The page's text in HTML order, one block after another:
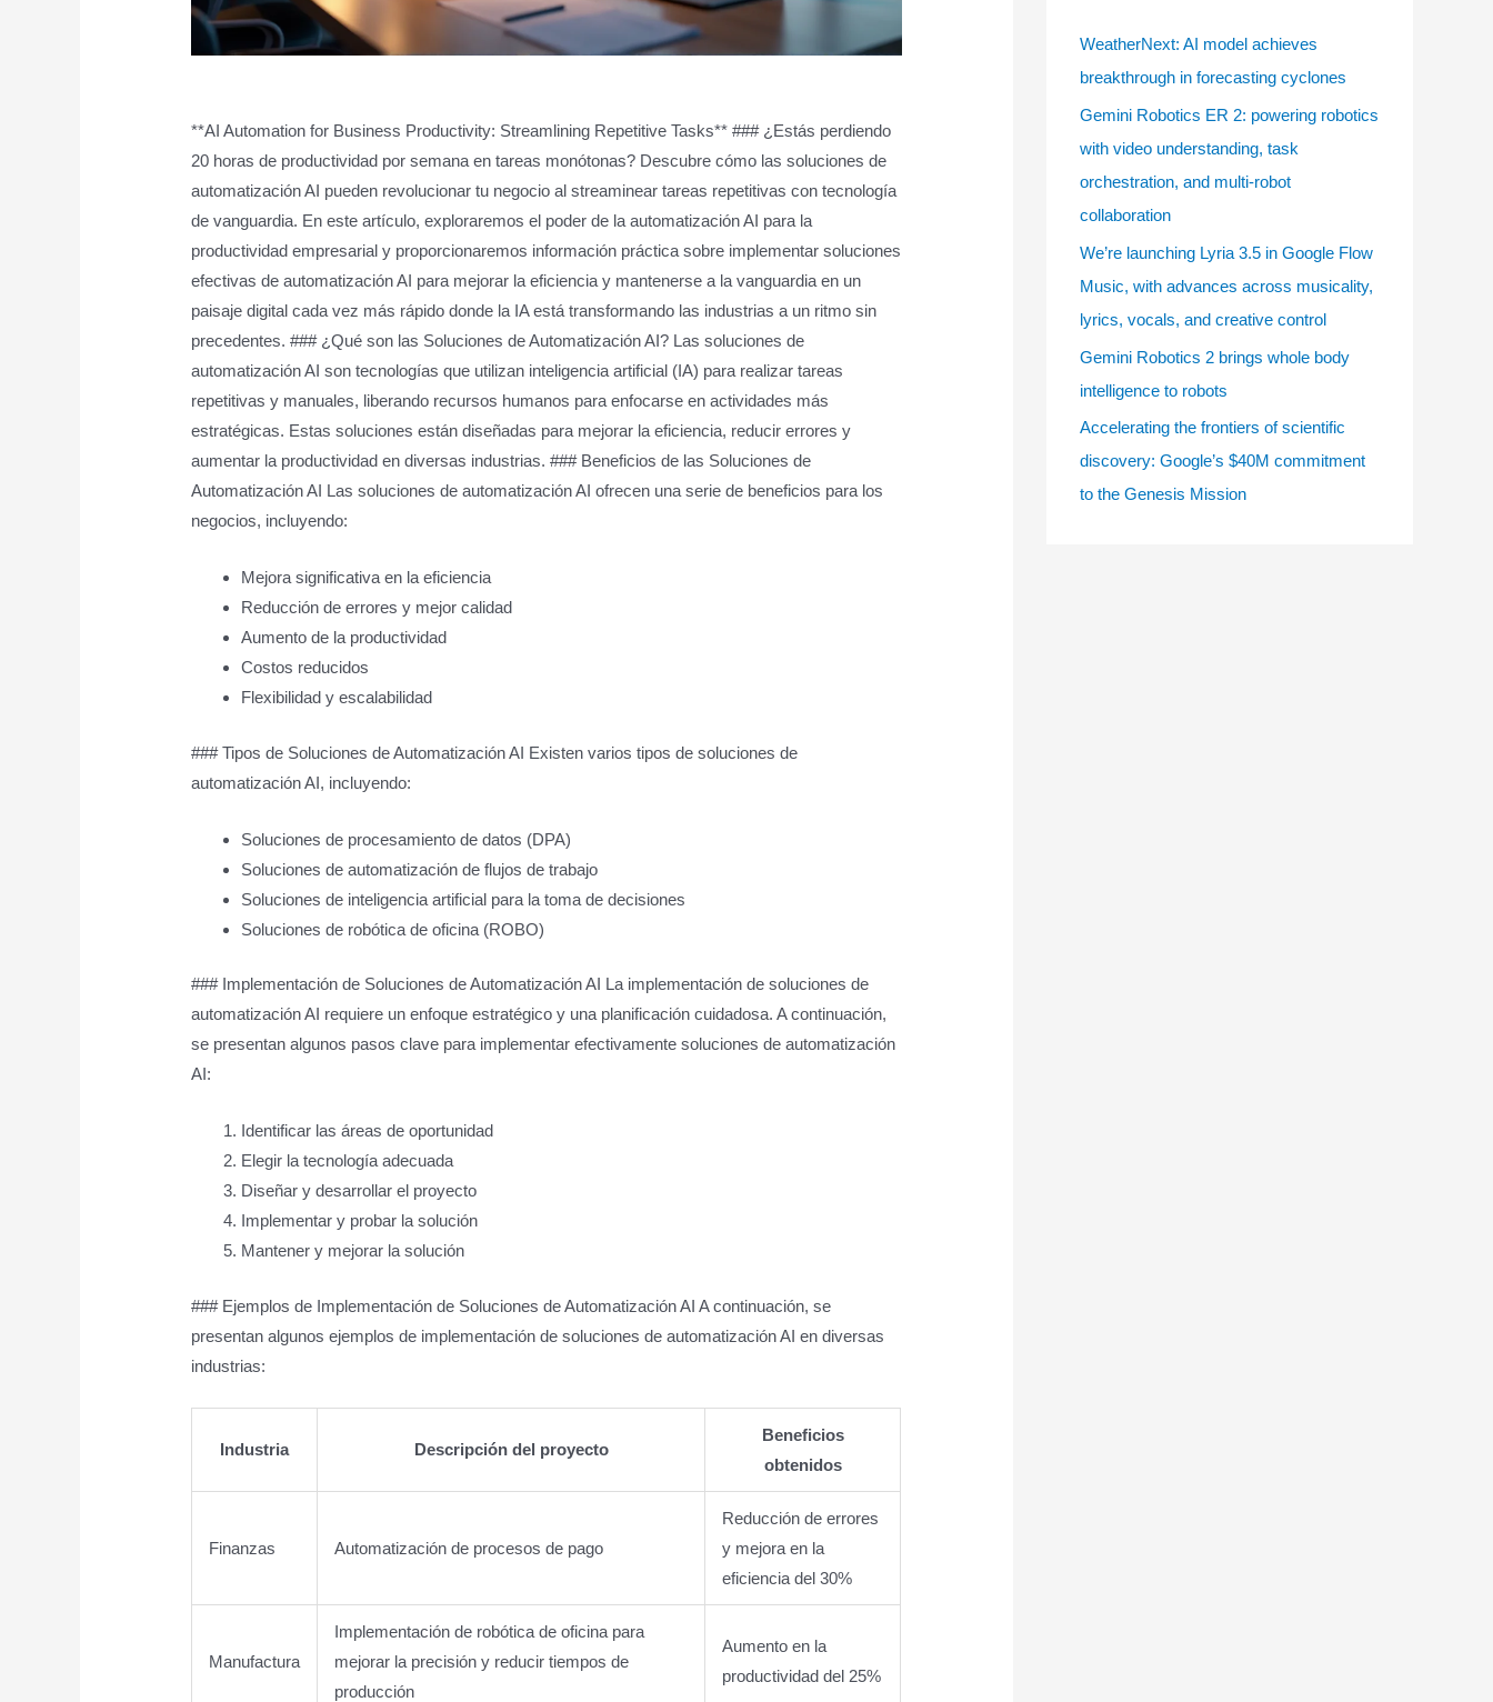
**AI Automation for Business Productivity: Streamlining Repetitive Tasks** ### ¿Estás perdiendo
20 horas de productividad por semana en tareas monótonas? Descubre cómo las soluciones de
automatización AI pueden revolucionar tu negocio al streaminear tareas repetitivas con tecnología
de vanguardia. En este artículo, exploraremos el poder de la automatización AI para la
productividad empresarial y proporcionaremos información práctica sobre implementar soluciones
efectivas de automatización AI para mejorar la eficiencia y mantenerse a la vanguardia en un
paisaje digital cada vez más rápido donde la IA está transformando las industrias a un ritmo sin
precedentes. ### ¿Qué son las Soluciones de Automatización AI? Las soluciones de
automatización AI son tecnologías que utilizan inteligencia artificial (IA) para realizar tareas
repetitivas y manuales, liberando recursos humanos para enfocarse en actividades más
estratégicas. Estas soluciones están diseñadas para mejorar la eficiencia, reducir errores y
aumentar la productividad en diversas industrias. ### Beneficios de las Soluciones de
Automatización AI Las soluciones de automatización AI ofrecen una serie de beneficios para los
negocios, incluyendo:
Mejora significativa en la eficiencia
Reducción de errores y mejor calidad
Aumento de la productividad
Costos reducidos
Flexibilidad y escalabilidad
### Tipos de Soluciones de Automatización AI Existen varios tipos de soluciones de
automatización AI, incluyendo:
Soluciones de procesamiento de datos (DPA)
Soluciones de automatización de flujos de trabajo
Soluciones de inteligencia artificial para la toma de decisiones
Soluciones de robótica de oficina (ROBO)
### Implementación de Soluciones de Automatización AI La implementación de soluciones de
automatización AI requiere un enfoque estratégico y una planificación cuidadosa. A continuación,
se presentan algunos pasos clave para implementar efectivamente soluciones de automatización
AI:
Identificar las áreas de oportunidad
Elegir la tecnología adecuada
Diseñar y desarrollar el proyecto
Implementar y probar la solución
Mantener y mejorar la solución
### Ejemplos de Implementación de Soluciones de Automatización AI A continuación, se
presentan algunos ejemplos de implementación de soluciones de automatización AI en diversas
industrias:
Industria Descripción del proyecto
Beneficios
obtenidos
Finanzas Automatización de procesos de pago
Reducción de errores
y mejora en la
eficiencia del 30%
Manufactura
Implementación de robótica de oficina para
mejorar la precisión y reducir tiempos de
producción
Aumento en la
productividad del 25%
WeatherNext: AI model achieves
breakthrough in forecasting cyclones
Gemini Robotics ER 2: powering robotics
with video understanding, task
orchestration, and multi-robot
collaboration
We’re launching Lyria 3.5 in Google Flow
Music, with advances across musicality,
lyrics, vocals, and creative control
Gemini Robotics 2 brings whole body
intelligence to robots
Accelerating the frontiers of scientific
discovery: Google’s $40M commitment
to the Genesis Mission